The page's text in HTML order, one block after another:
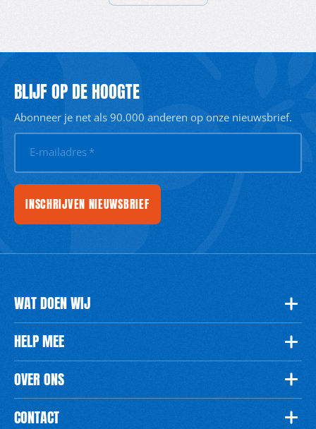
BLIJF OP DE HOOGTE
Abonneer je net als 90.000 anderen op onze nieuwsbrief.
E-mailadres *
INSCHRIJVEN NIEUWSBRIEF
WAT DOEN WIJ
HELP MEE
OVER ONS
CONTACT